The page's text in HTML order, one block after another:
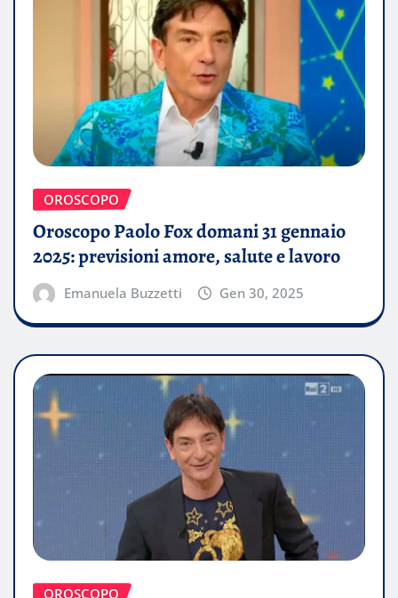
OROSCOPO
Oroscopo Paolo Fox domani 31 gennaio
2025: previsioni amore, salute e lavoro
Emanuela Buzzetti Gen 30, 2025
OROSCOPO